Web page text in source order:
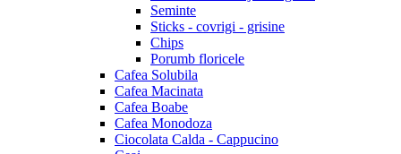
Seminte
Sticks - covrigi - grisine
Chips
Porumb floricele
Cafea Solubila
Cafea Macinata
Cafea Boabe
Cafea Monodoza
Ciocolata Calda - Cappucino